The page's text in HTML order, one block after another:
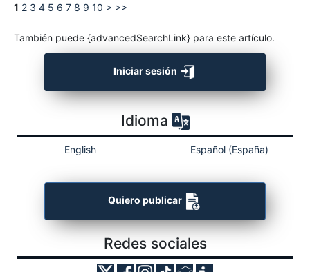
1 2 3 4 5 6 7 8 9 10 > >>
También puede {advancedSearchLink} para este artículo.
Iniciar sesión
Idioma
English Español (España)
Quiero publicar
Redes sociales